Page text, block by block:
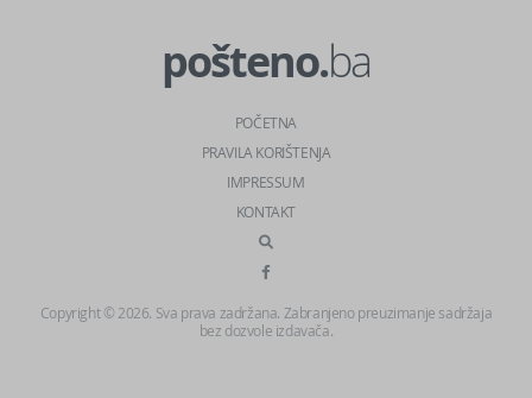
pošteno.ba
POČETNA
PRAVILA KORIŠTENJA
IMPRESSUM
KONTAKT
Copyright © 2026. Sva prava zadržana. Zabranjeno preuzimanje sadržaja
bez dozvole izdavača.